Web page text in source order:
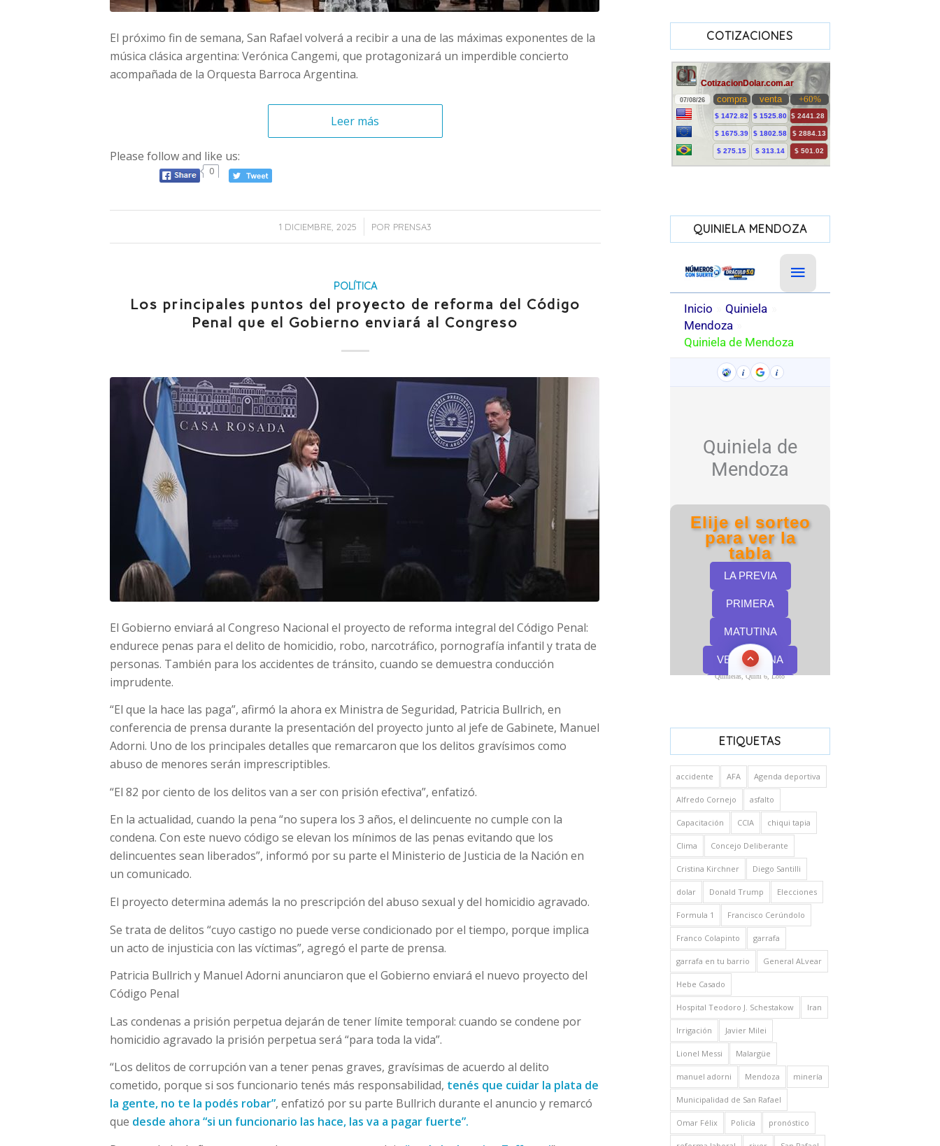
El próximo fin de semana, San Rafael volverá a recibir a una de las máximas exponentes de la
música clásica argentina: Verónica Cangemi, que protagonizará un imperdible concierto
acompañada de la Orquesta Barroca Argentina.
Leer más
Please follow and like us:
0
1 DICIEMBRE, 2025
/ POR PRENSA3
POLÍTICA
Los principales puntos del proyecto de reforma del Código
Penal que el Gobierno enviará al Congreso
El Gobierno enviará al Congreso Nacional el proyecto de reforma integral del Código Penal:
endurece penas para el delito de homicidio, robo, narcotráfico, pornografía infantil y trata de
personas. También para los accidentes de tránsito, cuando se demuestra conducción
imprudente.
“El que la hace las paga”, afirmó la ahora ex Ministra de Seguridad, Patricia Bullrich, en
conferencia de prensa durante la presentación del proyecto junto al jefe de Gabinete, Manuel
Adorni. Uno de los principales detalles que remarcaron que los delitos gravísimos como
abuso de menores serán imprescriptibles.
“El 82 por ciento de los delitos van a ser con prisión efectiva”, enfatizó.
En la actualidad, cuando la pena “no supera los 3 años, el delincuente no cumple con la
condena. Con este nuevo código se elevan los mínimos de las penas evitando que los
delincuentes sean liberados”, informó por su parte el Ministerio de Justicia de la Nación en
un comunicado.
El proyecto determina además la no prescripción del abuso sexual y del homicidio agravado.
Se trata de delitos “cuyo castigo no puede verse condicionado por el tiempo, porque implica
un acto de injusticia con las víctimas”, agregó el parte de prensa.
Patricia Bullrich y Manuel Adorni anunciaron que el Gobierno enviará el nuevo proyecto del
Código Penal
Las condenas a prisión perpetua dejarán de tener límite temporal: cuando se condene por
homicidio agravado la prisión perpetua será “para toda la vida”.
“Los delitos de corrupción van a tener penas graves, gravísimas de acuerdo al delito
cometido, porque si sos funcionario tenés más responsabilidad, tenés que cuidar la plata de
la gente, no te la podés robar”, enfatizó por su parte Bullrich durante el anuncio y remarcó
que desde ahora “si un funcionario las hace, las va a pagar fuerte”.
COTIZACIONES
QUINIELA MENDOZA
Quinielas, Quini 6, Loto
ETIQUETAS
accidente AFA Agenda deportiva
Alfredo Cornejo asfalto
Capacitación CCIA chiqui tapia
Clima Concejo Deliberante
Cristina Kirchner Diego Santilli
dolar Donald Trump Elecciones
Formula 1 Francisco Cerúndolo
Franco Colapinto garrafa
garrafa en tu barrio General ALvear
Hebe Casado
Hospital Teodoro J. Schestakow Iran
Irrigación Javier Milei
Lionel Messi Malargüe
manuel adorni Mendoza minería
Municipalidad de San Rafael
Omar Félix Policía pronóstico